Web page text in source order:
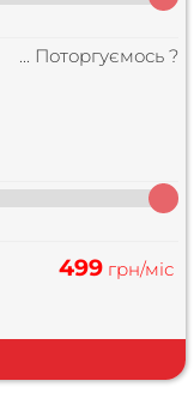
... Поторгуємось ?
499грн/міс